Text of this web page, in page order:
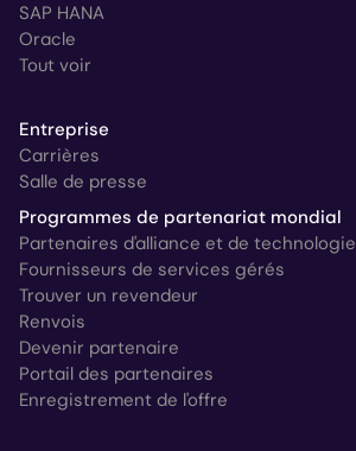
SAP HANA
Oracle
Tout voir
Entreprise
Carrières
Salle de presse
Programmes de partenariat mondial
Partenaires d'alliance et de technologie
Fournisseurs de services gérés
Trouver un revendeur
Renvois
Devenir partenaire
Portail des partenaires
Enregistrement de l'offre